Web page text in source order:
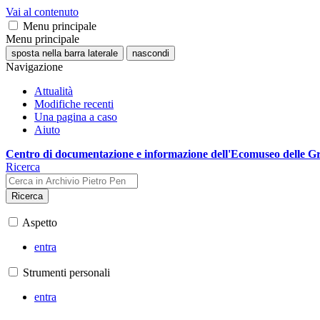
Vai al contenuto
Menu principale
Menu principale
sposta nella barra laterale nascondi
Navigazione
Attualità
Modifiche recenti
Una pagina a caso
Aiuto
Centro di documentazione e informazione dell'Ecomuseo delle
Ricerca
Ricerca
Aspetto
entra
Strumenti personali
entra